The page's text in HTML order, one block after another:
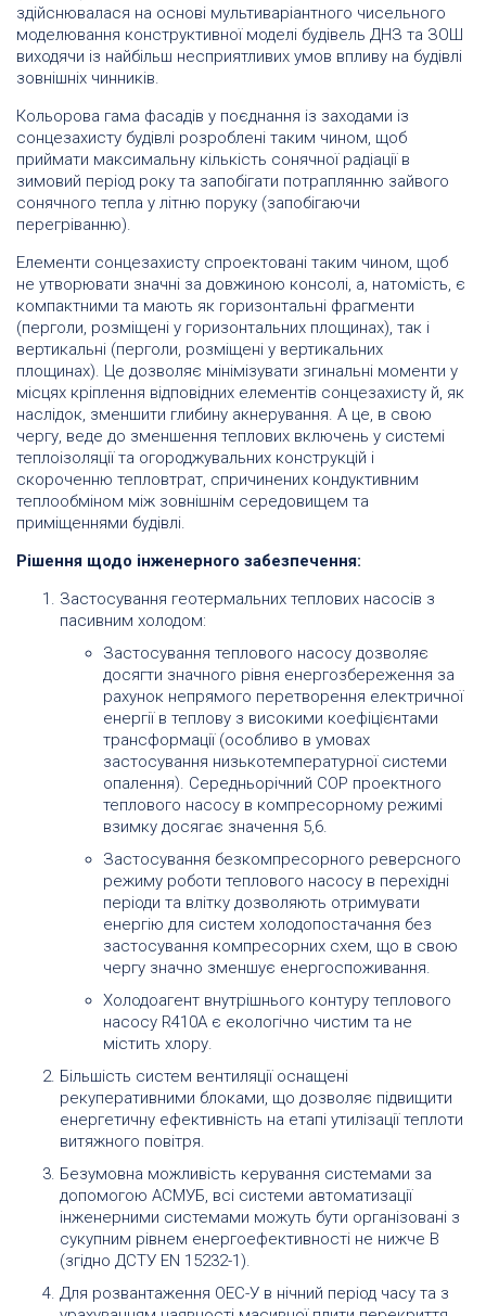
здійснювалася на основі мультиваріантного чисельного
моделювання конструктивної моделі будівель ДНЗ та ЗОШ
виходячи із найбільш несприятливих умов впливу на будівлі
зовнішніх чинників.
Кольорова гама фасадів у поєднання із заходами із
сонцезахисту будівлі розроблені таким чином, щоб
приймати максимальну кількість сонячної радіації в
зимовий період року та запобігати потраплянню зайвого
сонячного тепла у літню поруку (запобігаючи
перегріванню).
Елементи сонцезахисту спроектовані таким чином, щоб
не утворювати значні за довжиною консолі, а, натомість, є
компактними та мають як горизонтальні фрагменти
(перголи, розміщені у горизонтальних площинах), так і
вертикальні (перголи, розміщені у вертикальних
площинах). Це дозволяє мінімізувати згинальні моменти у
місцях кріплення відповідних елементів сонцезахисту й, як
наслідок, зменшити глибину акнерування. А це, в свою
чергу, веде до зменшення теплових включень у системі
теплоізоляції та огороджувальних конструкцій і
скороченню тепловтрат, спричинених кондуктивним
теплообміном між зовнішнім середовищем та
приміщеннями будівлі.
Рішення щодо інженерного забезпечення:
Застосування геотермальних теплових насосів з
пасивним холодом:
Застосування теплового насосу дозволяє
досягти значного рівня енергозбереження за
рахунок непрямого перетворення електричної
енергії в теплову з високими коефіцієнтами
трансформації (особливо в умовах
застосування низькотемпературної системи
опалення). Середньорічний СОР проектного
теплового насосу в компресорному режимі
взимку досягає значення 5,6.
Застосування безкомпресорного реверсного
режиму роботи теплового насосу в перехідні
періоди та влітку дозволяють отримувати
енергію для систем холодопостачання без
застосування компресорних схем, що в свою
чергу значно зменшує енергоспоживання.
Холодоагент внутрішнього контуру теплового
насосу R410A є екологічно чистим та не
містить хлору.
Більшість систем вентиляції оснащені
рекуперативними блоками, що дозволяє підвищити
енергетичну ефективність на етапі утилізації теплоти
витяжного повітря.
Безумовна можливість керування системами за
допомогою АСМУБ, всі системи автоматизації
інженерними системами можуть бути організовані з
сукупним рівнем енергоефективності не нижче В
(згідно ДСТУ EN 15232-1).
Для розвантаження ОЕС-У в нічний період часу та з